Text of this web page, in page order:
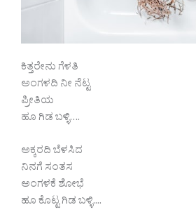
ಕಿತ್ತರೇನು ಗೆಳತಿ
ಅಂಗಳದಿ ನೀ ನೆಟ್ಟ
ಪ್ರೀತಿಯ
ಹೂ ಗಿಡ ಬಳ್ಳಿ….
ಅಕ್ಕರದಿ ಬೆಳಸಿದ
ನಿನಗೆ ಸಂತಸ
ಅಂಗಳಕೆ ಶೋಭೆ
ಹೂ ಕೊಟ್ಟ ಗಿಡ ಬಳ್ಳಿ..‌..